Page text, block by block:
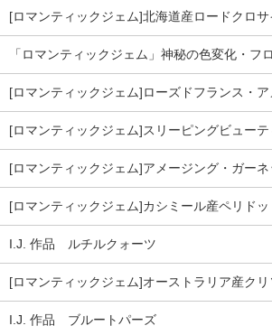
[ロマンティックジェム]北海道産ロードクロサ
「ロマンティックジェム」神秘の色変化・フ
[ロマンティックジェム]ローズドフランス・ア
[ロマンティックジェム]スリーピングビュー
[ロマンティックジェム]アメージング・ガー
[ロマンティックジェム]カシミール産ペリドッ
I.J. 作品 ルチルクォーツ
[ロマンティックジェム]オーストラリア産ク
I.J. 作品 ブルートパーズ